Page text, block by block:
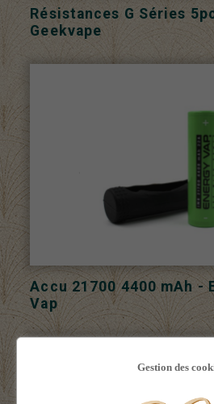
Résistances G Séries
Geekvape
Accu 21700 4400 mAh -
Vap
Gestion des